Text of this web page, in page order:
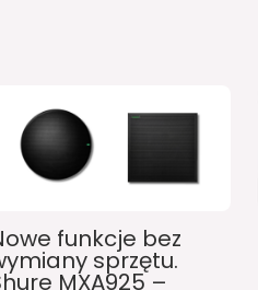
funkcje bez
sprzętu.
MXA925 –